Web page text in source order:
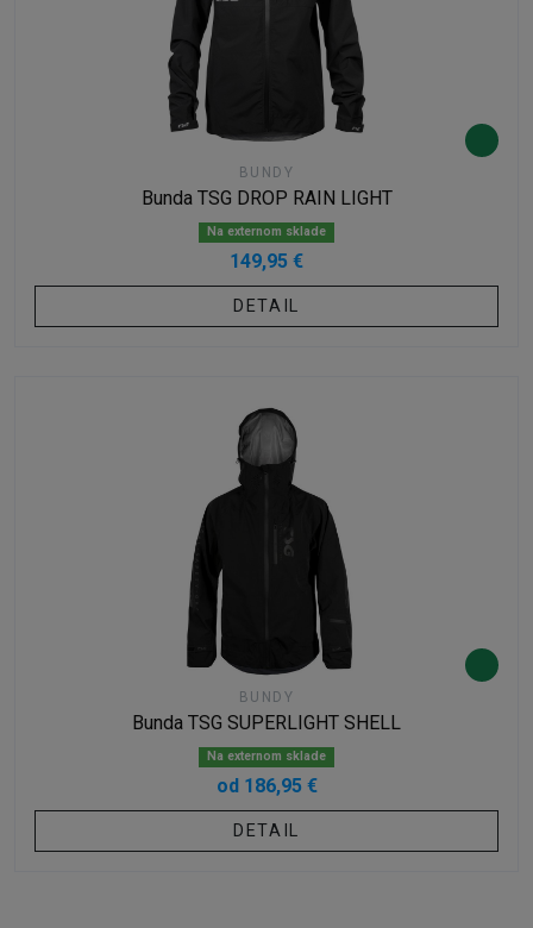
BUNDY
Bunda TSG DROP RAIN LIGHT
Na externom sklade
149,95 €
DETAIL
BUNDY
Bunda TSG SUPERLIGHT SHELL
Na externom sklade
od 186,95 €
DETAIL